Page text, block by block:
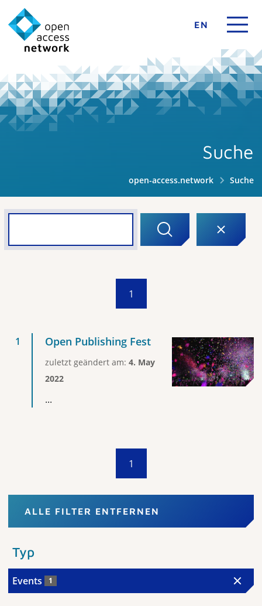
EN
Suche
open-access.network Suche
1
Open Publishing Fest
zuletzt geändert am: 4. May
2022
...
1
ALLE FILTER ENTFERNEN
Typ
Events 1